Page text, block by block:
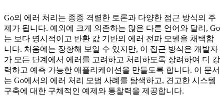
Go의 에러 처리는 종종 격렬한 토론과 다양한 접근 방식의 주
제가 됩니다. 예외에 크게 의존하는 많은 다른 언어와 달리, Go
는 보다 명시적이고 반환 값 기반의 에러 전파 모델을 채택합
니다. 처음에는 장황해 보일 수 있지만, 이 접근 방식은 개발자
가 모든 단계에서 에러를 고려하고 처리하도록 장려하여 더 강
력하고 예측 가능한 애플리케이션을 만들도록 합니다. 이 문서
는 Go에서의 에러 처리 모범 사례를 탐색하고, 견고한 시스템
구축에 대한 구체적인 예제와 통찰력을 제공합니다.